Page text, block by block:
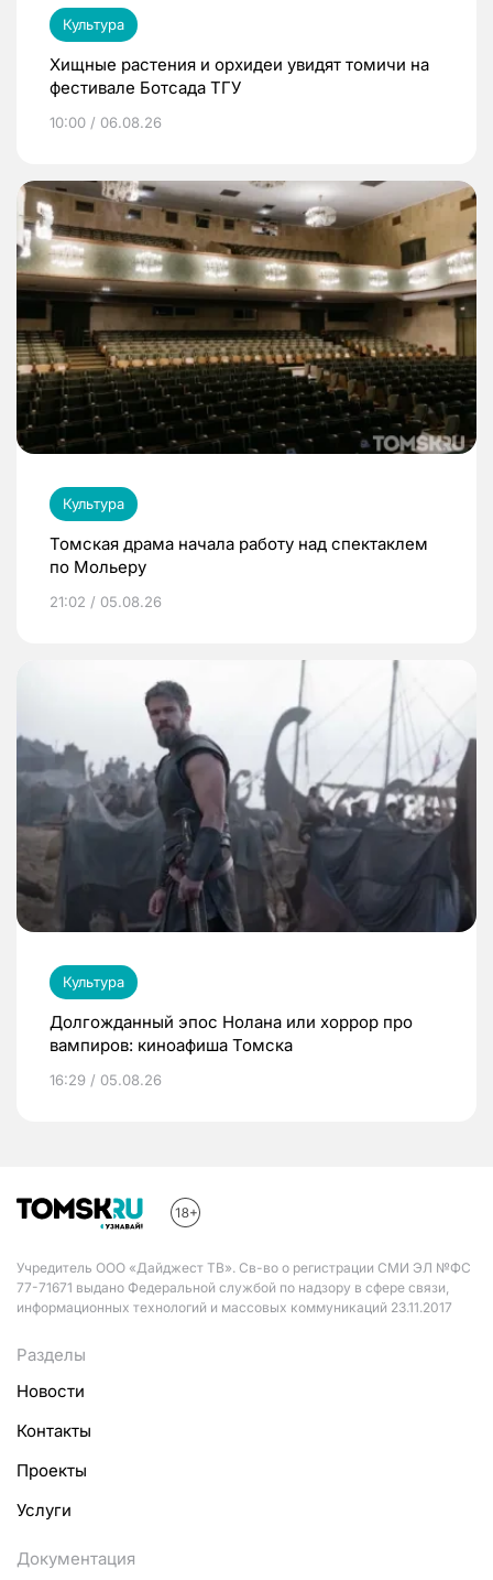
Культура
Хищные растения и орхидеи увидят томичи на
фестивале Ботсада ТГУ
10:00 / 06.08.26
Культура
Томская драма начала работу над спектаклем
по Мольеру
21:02 / 05.08.26
Культура
Долгожданный эпос Нолана или хоррор про
вампиров: киноафиша Томска
16:29 / 05.08.26
Учредитель ООО «Дайджест ТВ». Св-во о регистрации СМИ ЭЛ №ФС
77-71671 выдано Федеральной службой по надзору в сфере связи,
информационных технологий и массовых коммуникаций 23.11.2017
Разделы
Новости
Контакты
Проекты
Услуги
Документация